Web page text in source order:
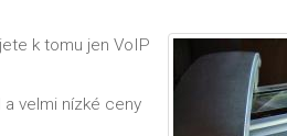
k tomu jen VoIP
velmi nízké ceny